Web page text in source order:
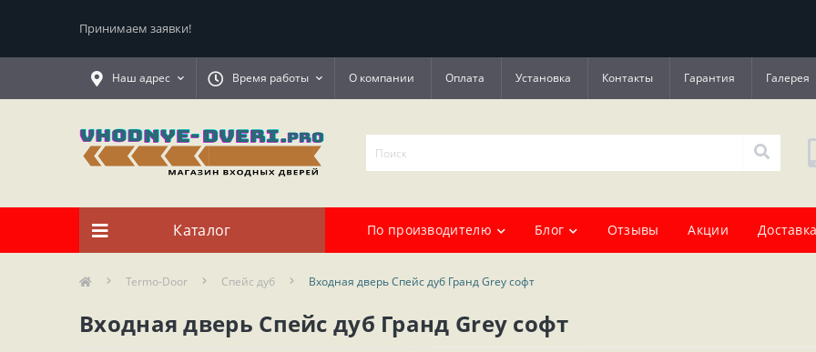
Принимаем заявки!
Наш адрес Время работы О компании Оплата Установка Контакты Гарантия Галерея
Каталог По производителю Блог Отзывы Акции
Termo-Door Спейс дуб Входная дверь Спейс дуб Гранд Grey софт
Входная дверь Спейс дуб Гранд Grey софт